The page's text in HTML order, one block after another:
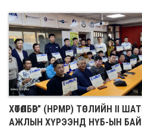
ХӨТӨЛБӨР” (HPMP) ТӨСЛИЙН II
АЖЛЫН ХҮРЭЭНД НҮБ-ЫН